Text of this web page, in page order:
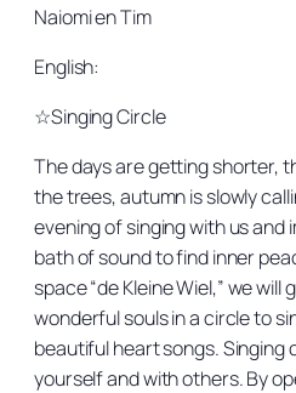
Naiomi en Tim
English:
☆Singing Circle
The days are getting shorter,
the trees, autumn is slowly
evening of singing with us and
bath of sound to find inner
space “de Kleine Wiel,” we
wonderful souls in a circle to
beautiful heart songs. Singing
yourself and with others. By